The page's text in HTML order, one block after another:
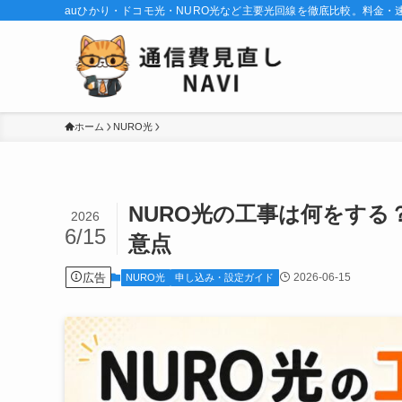
auひかり・ドコモ光・NURO光など主要光回線を徹底比較。料金・
ホーム NURO光
NURO光の工事は何をする
意点
2026
6/15
広告 NURO光 申し込み・設定ガイド 2026-06-15